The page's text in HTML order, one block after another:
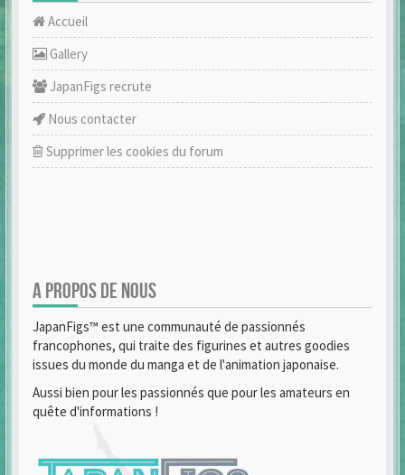
Accueil
Gallery
JapanFigs recrute
Nous contacter
Supprimer les cookies du forum
A PROPOS DE NOUS
JapanFigs™ est une communauté de passionnés
francophones, qui traite des figurines et autres goodies
issues du monde du manga et de l'animation japonaise.
Aussi bien pour les passionnés que pour les amateurs en
quête d'informations !